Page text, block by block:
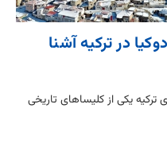
در ترکیه آشنا
یکی از کلیساهای تاریخی